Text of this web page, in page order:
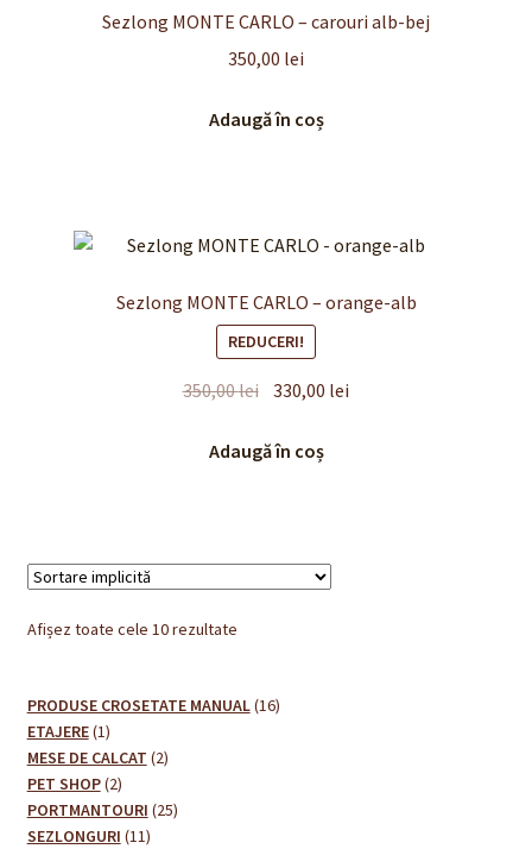
Sezlong MONTE CARLO – carouri alb-bej
350,00 lei
Adaugă în coș
Sezlong MONTE CARLO – orange-alb
REDUCERI!
350,00lei Prețul
a
330,00 lei
Adaugă în coș
Afișez toate cele 10 rezultate
PRODUSE CROSETATE MANUAL 1616
ETAJERE 11
produs
MESE DE CALCAT 22
PET SHOP 22
produse
PORTMANTOURI 2525
SEZLONGURI 1111